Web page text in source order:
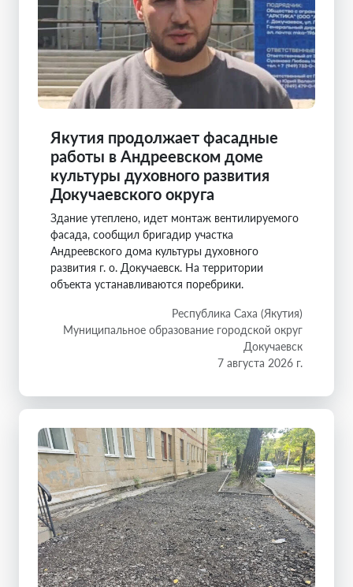
Якутия продолжает фасадные
работы в Андреевском доме
культуры духовного развития
Докучаевского округа
Здание утеплено, идет монтаж вентилируемого
фасада, сообщил бригадир участка
Андреевского дома культуры духовного
развития г. о. Докучаевск. На территории
объекта устанавливаются поребрики.
Республика Саха (Якутия)
Муниципальное образование городской округ
Докучаевск
7 августа 2026 г.